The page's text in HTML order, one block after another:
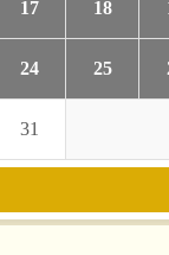
17 18
24 25
31